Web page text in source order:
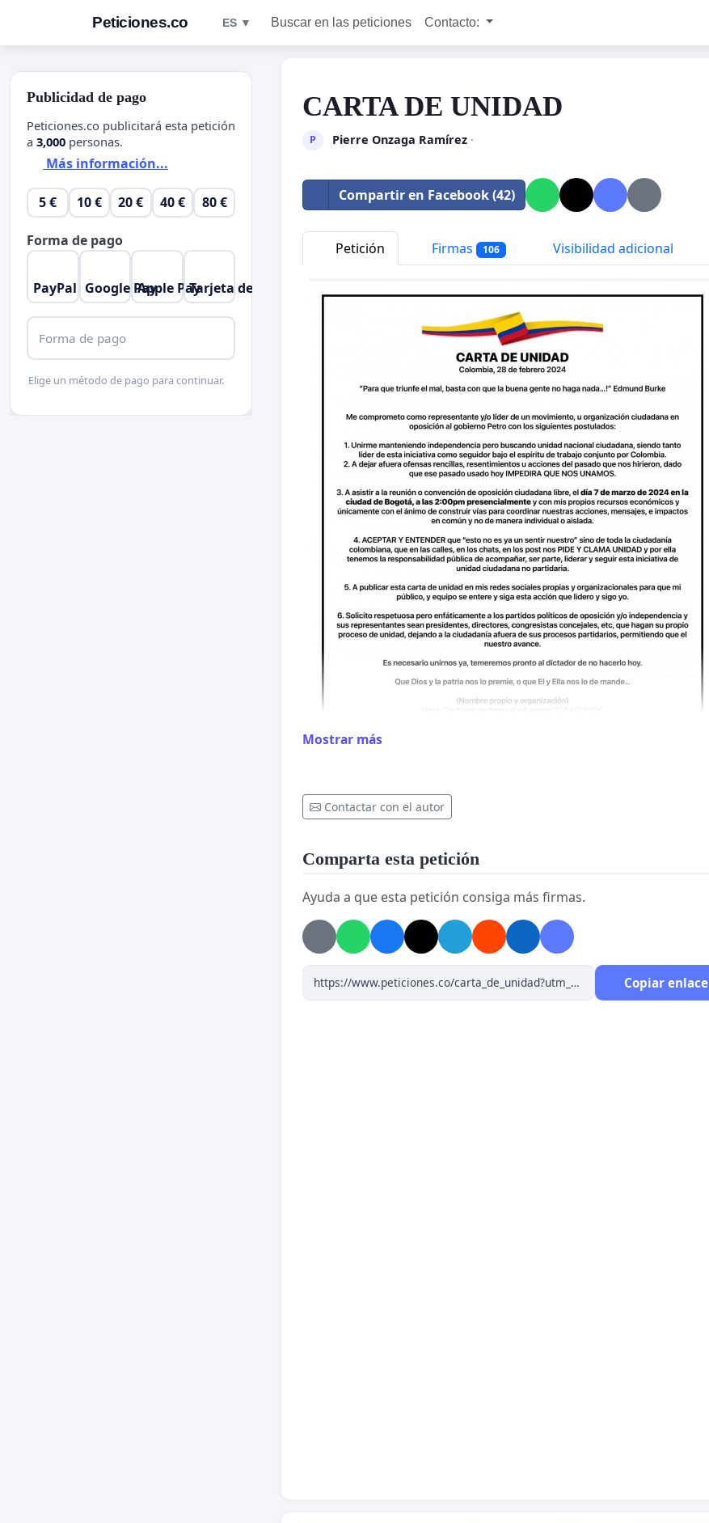
Peticiones.co ES ▼ Buscar en las peticiones Contacto:
CARTA DE UNIDAD
P Pierre Onzaga Ramírez·
Compartir en Facebook (42)
Petición Firmas 106 Visibilidad adicional
Mostrar más
Contactar con el autor
Comparta esta petición
Ayuda a que esta petición consiga más firmas.
Copiar enlace
Publicidad de pago
Peticiones.co publicitará esta petición
a 3,000 personas.
Más información...
5 € 10 € 20 € 40 € 80 €
Forma de pago
PayPal Google PayApple PayTarjeta de crédito
Forma de pago
Elige un método de pago para continuar.